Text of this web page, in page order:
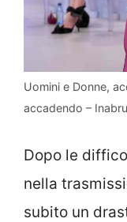
Uomini e Donne,
accadendo –
Dopo le
nella
subito un